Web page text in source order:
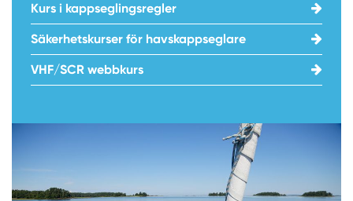
Kurs i kappseglingsregler
Säkerhetskurser för havskappseglare
VHF/SCR webbkurs